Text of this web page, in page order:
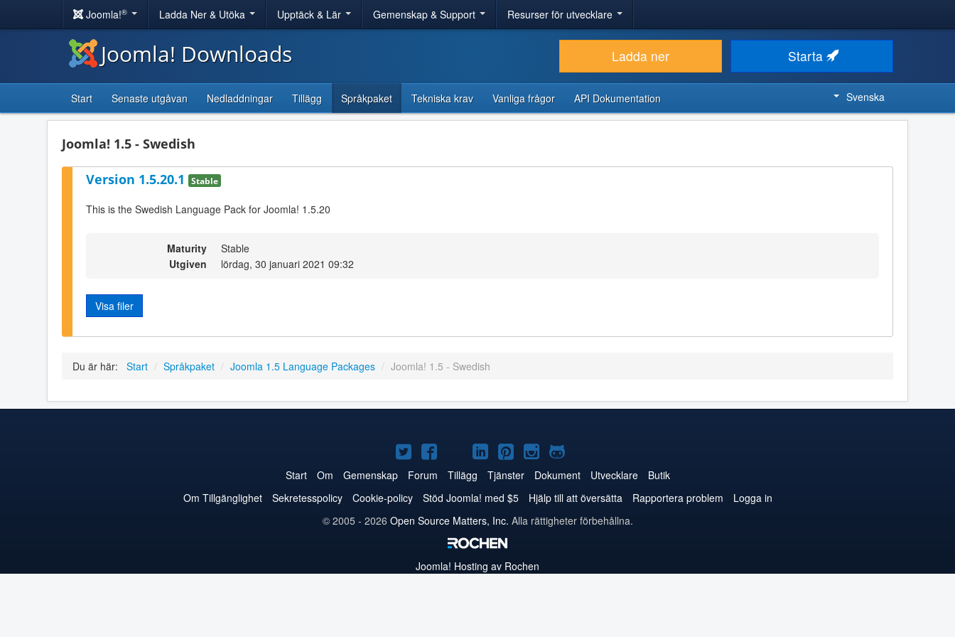
Joomla!® Ladda Ner & Utöka Upptäck & Lär Gemenskap & Support Resurser för utvecklare
Joomla! Downloads Ladda ner Starta
Start Senaste utgåvan Nedladdningar Tillägg Språkpaket Tekniska krav Vanliga frågor API Dokumentation Svenska
Joomla! 1.5 - Swedish
Version 1.5.20.1 Stable
This is the Swedish Language Pack for Joomla! 1.5.20
Maturity
Stable
Utgiven
lördag, 30 januari 2021 09:32
Visa filer
Du är här: Start / Språkpaket / Joomla 1.5 Language Packages / Joomla! 1.5 - Swedish
Joomla!
på
Twitter
Joomla!
på
Facebook
Joomla!
på
YouTube
Joomla!
på
LinkedIn
Joomla!
på
Pinterest
Joomla!
på
Instagram
Joomla!
på
GitHub
Start Om Gemenskap Forum Tillägg Tjänster Dokument Utvecklare
Butik
Om Tillgänglighet
Sekretesspolicy Cookie-policy Stöd Joomla! med $5 Hjälp till att översätta Rapportera problem
Logga in
© 2005 - 2026 Open Source Matters, Inc. Alla rättigheter förbehållna.
Joomla! Hosting av Rochen